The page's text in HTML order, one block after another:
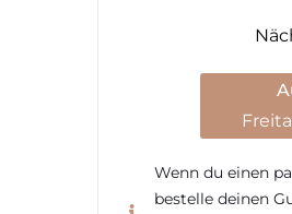
Menge
Wenn du einen
bestelle deinen